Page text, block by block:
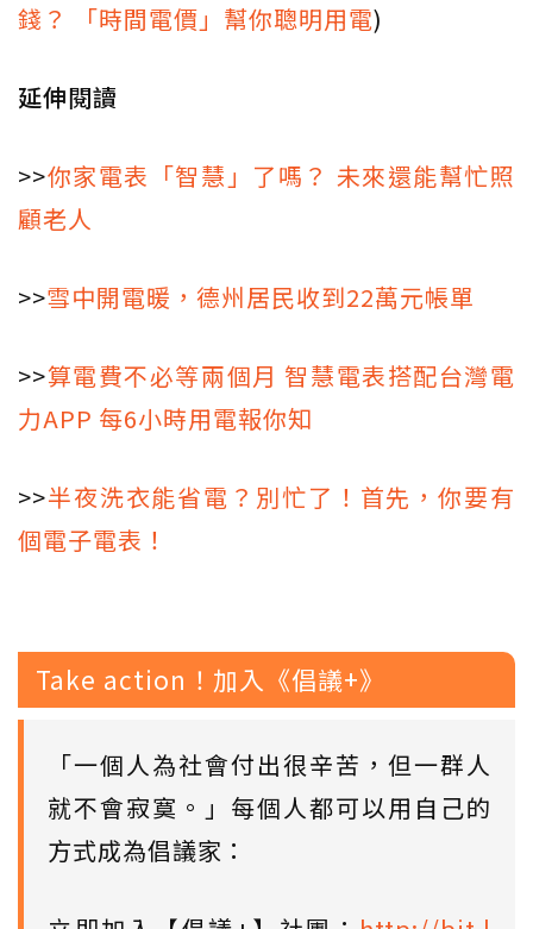
錢？ 「時間電價」幫你聰明用電)
延伸閱讀
>>你家電表「智慧」了嗎？ 未來還能幫忙照
顧老人
>>雪中開電暖，德州居民收到22萬元帳單
>>算電費不必等兩個月 智慧電表搭配台灣電
力APP 每6小時用電報你知
>>半夜洗衣能省電？別忙了！首先，你要有
個電子電表！
Take action！加入《倡議+》
「一個人為社會付出很辛苦，但一群人
就不會寂寞。」每個人都可以用自己的
方式成為倡議家：